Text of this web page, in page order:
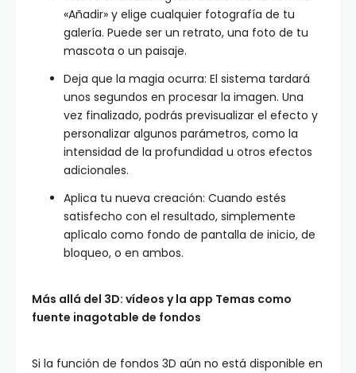
«Añadir» y elige cualquier fotografía de tu
galería. Puede ser un retrato, una foto de tu
mascota o un paisaje.
Deja que la magia ocurra: El sistema tardará
unos segundos en procesar la imagen. Una
vez finalizado, podrás previsualizar el efecto y
personalizar algunos parámetros, como la
intensidad de la profundidad u otros efectos
adicionales.
Aplica tu nueva creación: Cuando estés
satisfecho con el resultado, simplemente
aplícalo como fondo de pantalla de inicio, de
bloqueo, o en ambos.
Más allá del 3D: vídeos y la app Temas como
fuente inagotable de fondos
Si la función de fondos 3D aún no está disponible en